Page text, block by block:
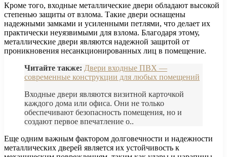
Кроме того, входные металлические двери обладают высокой
степенью защиты от взлома. Такие двери оснащены
надежными замками и усиленными петлями, что делает их
практически неуязвимыми для взлома. Благодаря этому,
металлические двери являются надежной защитой от
проникновения несанкционированных лиц в помещение.
Читайте также: Двери входные ПВХ —
современные конструкции для любых помещений
Входные двери являются визитной карточкой
каждого дома или офиса. Они не только
обеспечивают безопасность помещения, но и
создают первое впечатление о..
Еще одним важным фактором долговечности и надежности
металлических дверей является их устойчивость к